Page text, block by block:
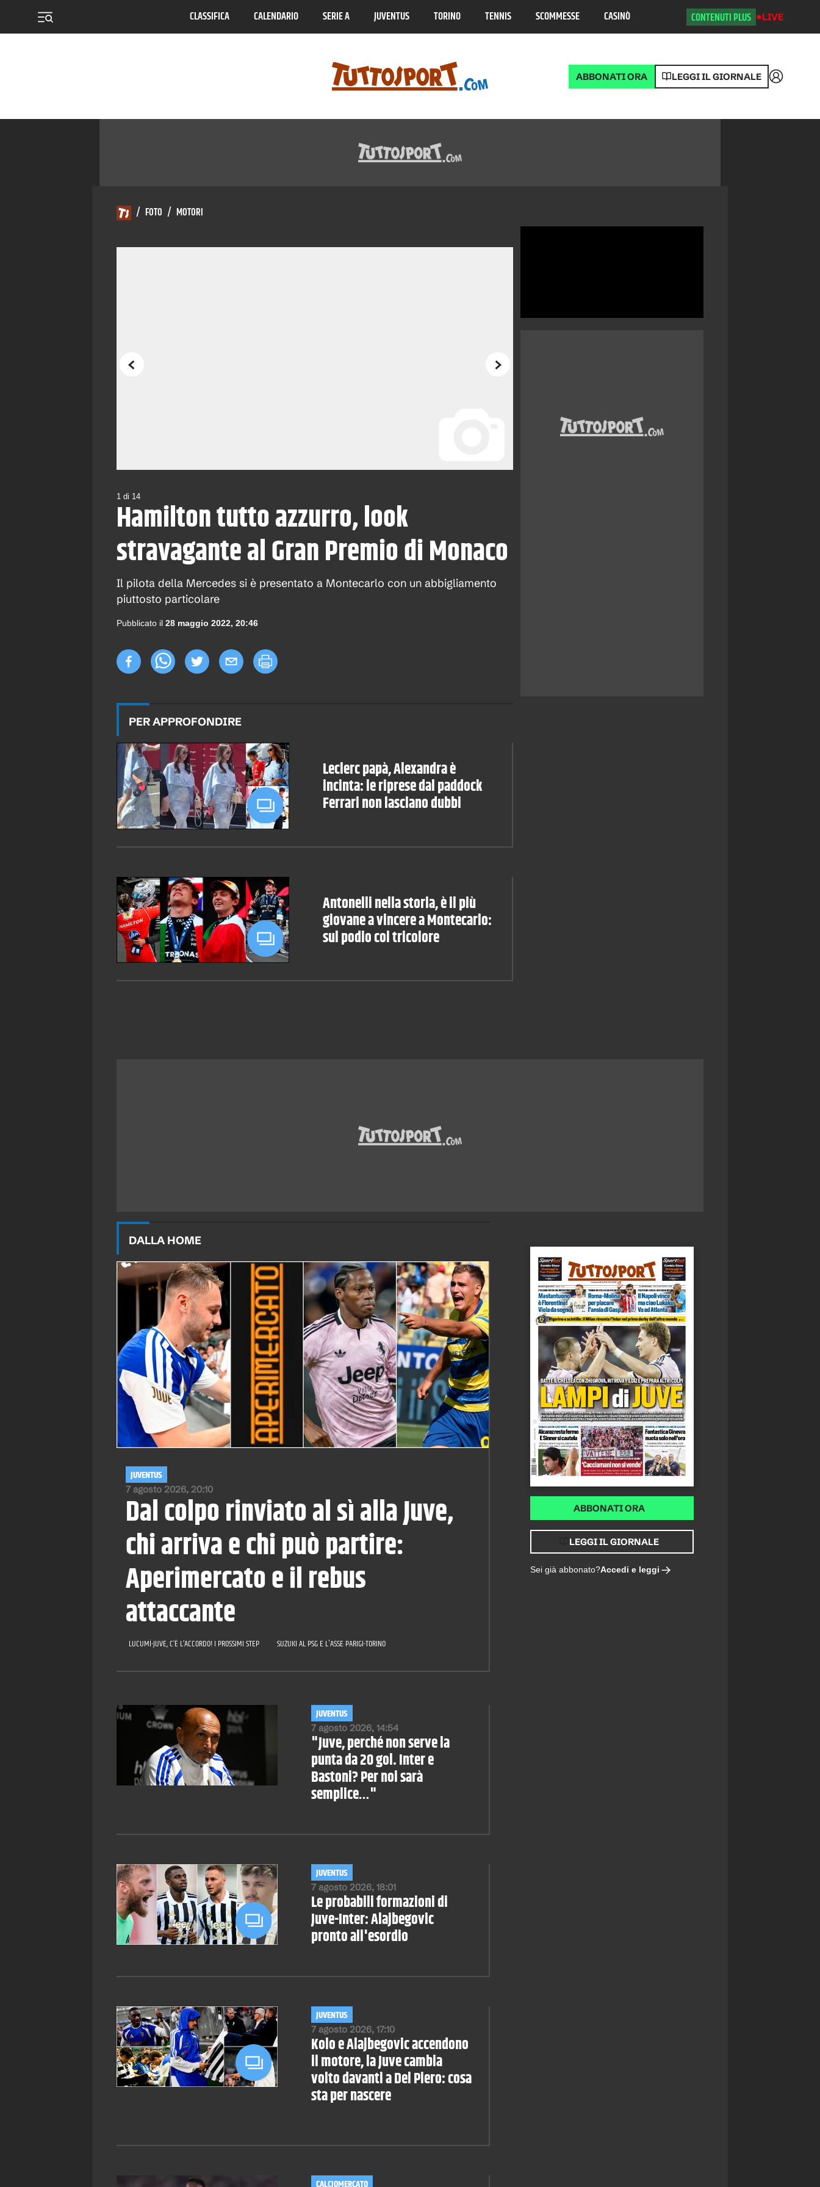
CLASSIFICA CALENDARIO SERIE A JUVENTUS TORINO TENNIS SCOMMESSE CASINÒ CONTENUTI PLUS LIVE
ABBONATI ORA LEGGI IL GIORNALE Accedi
/ FOTO / MOTORI
Precedente Successivo
1 di 14
Hamilton tutto azzurro, look
stravagante al Gran Premio di Monaco
Il pilota della Mercedes si è presentato a Montecarlo con un abbigliamento
piuttosto particolare
Pubblicato il 28 maggio 2022, 20:46
PER APPROFONDIRE
Leclerc papà, Alexandra è
incinta: le riprese dal paddock
Ferrari non lasciano dubbi
Antonelli nella storia, è il più
giovane a vincere a Montecarlo:
sul podio col tricolore
DALLA HOME
7 agosto 2026, 20:10
JUVENTUS
Dal colpo rinviato al sì alla Juve,
chi arriva e chi può partire:
Aperimercato e il rebus
attaccante
LUCUMÍ-JUVE, C’È L’ACCORDO! I PROSSIMI STEP SUZUKI AL PSG E L'ASSE PARIGI-TORINO
7 agosto 2026, 14:54
JUVENTUS
"Juve, perché non serve la
punta da 20 gol. Inter e
Bastoni? Per noi sarà
semplice…"
7 agosto 2026, 18:01
JUVENTUS
Le probabili formazioni di
Juve-Inter: Alajbegovic
pronto all'esordio
7 agosto 2026, 17:10
JUVENTUS
Kolo e Alajbegovic accendono
il motore, la Juve cambia
volto davanti a Del Piero: cosa
sta per nascere
CALCIOMERCATO
ABBONATI ORA
LEGGI IL GIORNALE
Sei già abbonato?Accedi e leggi